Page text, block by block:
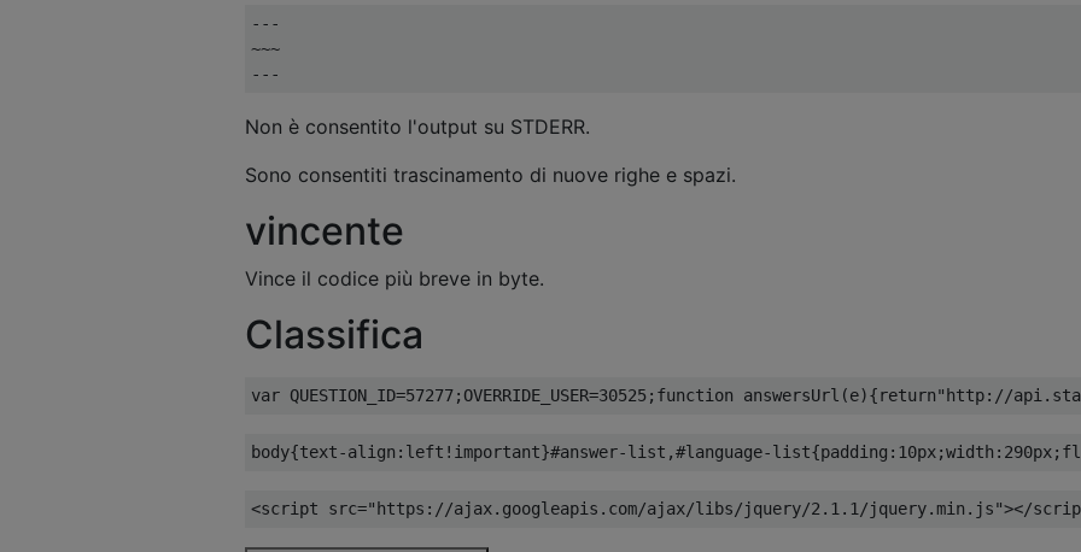
---
~~~
Non è consentito l'output su STDERR.
Sono consentiti trascinamento di nuove righe e spazi.
vincente
Vince il codice più breve in byte.
Classifica
var QUESTION_ID=57277; OVERRIDE_USER=30525; function answersUrl (e){return"http://
body{text-align : left !important}#answer-list ,#language-list{padding : 10px;width : 290px;
<script src="https://ajax.googleapis.com/ajax/libs/jquery/2.1.1/jquery.min.js"></